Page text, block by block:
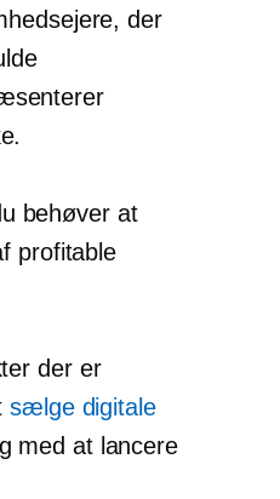
der
behøver at
profitable
der er
sælge digitale
med at lancere